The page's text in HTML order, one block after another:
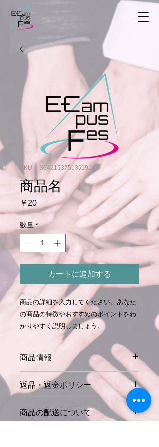
SKU： 364215375135191
商品名
￥20価
格
数量 *
カートに追加する
商品の詳細を入力してください。あなた
の商品の特徴やおすすめのポイントをわ
かりやすく説明しましょう。
商品情報
商品の詳細を入力してください。サイ
ズ、素材、取扱説明に加え、商品の特
徴やおすすめのポイントなどを説明し
ましょう。
返品・返金ポリシー
返品・返金規約を入力してください。
商品にご満足いただけなかった場合の
商品の配送について